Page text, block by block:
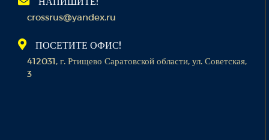
crossrus@yandex.ru
ПОСЕТИТЕ ОФИС!
412031, г. Ртищево Саратовской области, ул. Советская,
3